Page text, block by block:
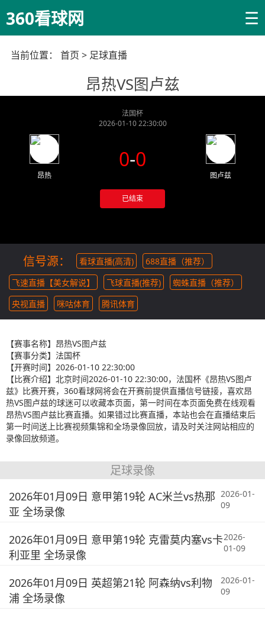
360看球网 ☰
当前位置： 首页 > 足球直播
昂热VS图卢兹
法国杯
2026-01-10 22:30:00
昂热
0-0
已结束
图卢兹
信号源： 看球直播(高清)
688直播（推荐）
飞速直播【美女解说】
飞球直播(推荐)
蜘蛛直播（推荐）
央视直播
咪咕体育 腾讯体育
【赛事名称】 昂热VS图卢兹
【赛事分类】 法国杯
【开赛时间】 2026-01-10 22:30:00
【比赛介绍】 北京时间2026-01-10 22:30:00，法国杯《昂热VS图卢
兹》比赛开赛，360看球网将会在开赛前提供直播信号链接，喜欢昂
热VS图卢兹的球迷可以收藏本页面，第一时间在本页面免费在线观看
昂热VS图卢兹比赛直播。如果错过比赛直播，本站也会在直播结束后
第一时间送上比赛视频集锦和全场录像回放，请及时关注网站相应的
录像回放频道。
足球录像
2026年01月09日 意甲第19轮 AC米兰vs热那
亚 全场录像
2026-01-
09
2026年01月09日 意甲第19轮 克雷莫内塞vs卡
利亚里 全场录像
2026-
01-09
2026年01月09日 英超第21轮 阿森纳vs利物
浦 全场录像
2026-01-
09